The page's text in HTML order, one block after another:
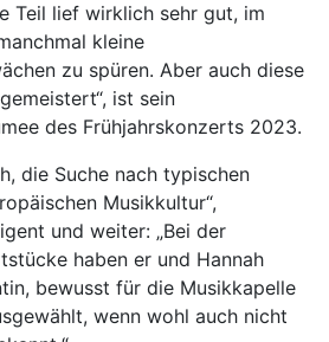
Teil lief wirklich sehr gut, im
kleine
zu spüren. Aber auch diese
ist sein
des Frühjahrskonzerts 2023.
die Suche nach typischen
Musikkultur“,
und weiter: „Bei der
haben er und Hannah
bewusst für die Musikkapelle
wenn wohl auch nicht